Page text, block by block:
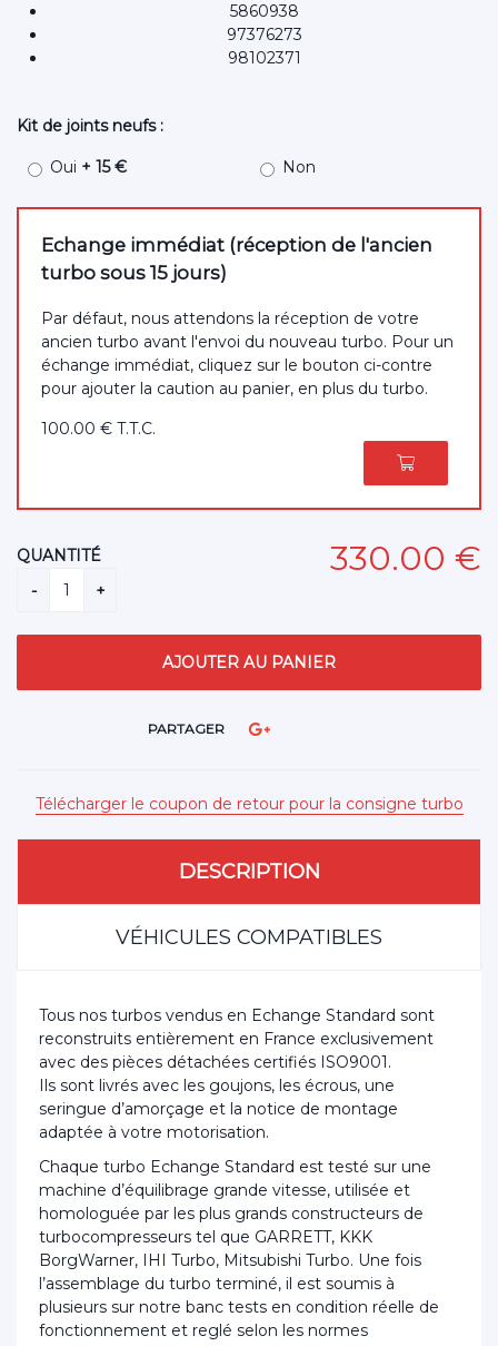
5860938
97376273
98102371
Kit de joints neufs :
Oui + 15 € Non
Echange immédiat (réception de l'ancien
turbo sous 15 jours)
Par défaut, nous attendons la réception de votre
ancien turbo avant l'envoi du nouveau turbo. Pour un
échange immédiat, cliquez sur le bouton ci-contre
pour ajouter la caution au panier, en plus du turbo.
100.00 € T.T.C.
330.00 €
QUANTITÉ
PARTAGER
Télécharger le coupon de retour pour la consigne turbo
DESCRIPTION
VÉHICULES COMPATIBLES
Tous nos turbos vendus en Echange Standard sont
reconstruits entièrement en France exclusivement
avec des pièces détachées certifiés ISO9001.
Ils sont livrés avec les goujons, les écrous, une
seringue d’amorçage et la notice de montage
adaptée à votre motorisation.
Chaque turbo Echange Standard est testé sur une
machine d’équilibrage grande vitesse, utilisée et
homologuée par les plus grands constructeurs de
turbocompresseurs tel que GARRETT, KKK
BorgWarner, IHI Turbo, Mitsubishi Turbo. Une fois
l’assemblage du turbo terminé, il est soumis à
plusieurs sur notre banc tests en condition réelle de
fonctionnement et reglé selon les normes